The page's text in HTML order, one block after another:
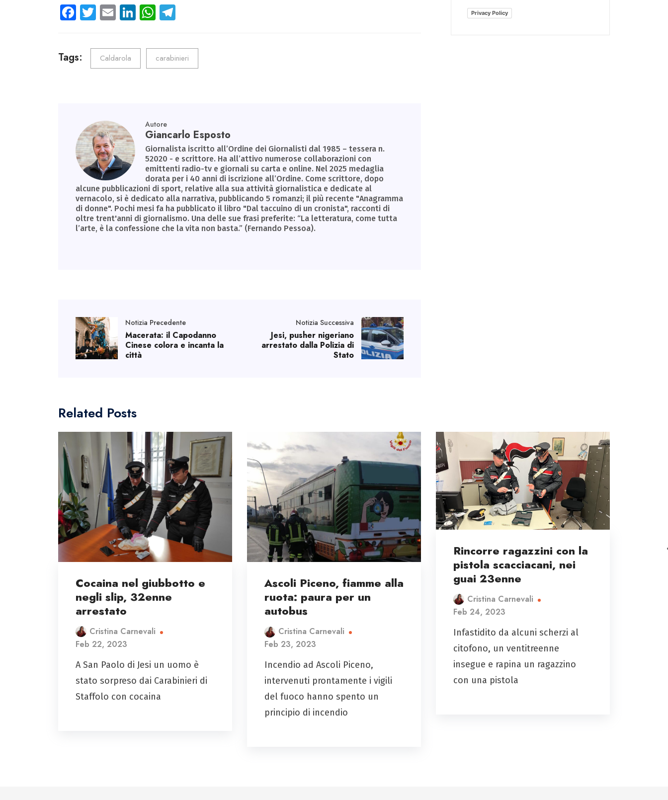
Fa
ce
o
ok
T
wi
tt
er
E
m
ail
Li
nk
e
n
W
ha
ts
A
p
gr
a
m
Tags: Caldarola carabinieri
Autore
Giancarlo Esposto
Giornalista iscritto all’Ordine dei Giornalisti dal 1985 – tessera n.
52020 - e scrittore. Ha all’attivo numerose collaborazioni con
emittenti radio-tv e giornali su carta e online. Nel 2025 medaglia
dorata per i 40 anni di iscrizione all’Ordine. Come scrittore, dopo
alcune pubblicazioni di sport, relative alla sua attività giornalistica e dedicate al
vernacolo, si è dedicato alla narrativa, pubblicando 5 romanzi; il più recente "Anagramma
di donne". Pochi mesi fa ha pubblicato il libro "Dal taccuino di un cronista", racconti di
oltre trent'anni di giornalismo. Una delle sue frasi preferite: “La letteratura, come tutta
l’arte, è la confessione che la vita non basta.” (Fernando Pessoa).
Notizia Precedente
Macerata: il Capodanno
Cinese colora e incanta la
città
Notizia Successiva
Jesi, pusher nigeriano
arrestato dalla Polizia di
Stato
Privacy Policy
Related Posts
Cocaina nel giubbotto e
negli slip, 32enne
arrestato
Cristina Carnevali
Feb 22, 2023
A San Paolo di Jesi un uomo è
stato sorpreso dai Carabinieri di
Staffolo con cocaina
Ascoli Piceno, fiamme alla
ruota: paura per un
autobus
Cristina Carnevali
Feb 23, 2023
Incendio ad Ascoli Piceno,
intervenuti prontamente i vigili
del fuoco hanno spento un
principio di incendio
Rincorre ragazzini con la
pistola scacciacani, nei
guai 23enne
Cristina Carnevali
Feb 24, 2023
Infastidito da alcuni scherzi al
citofono, un ventitreenne
insegue e rapina un ragazzino
con una pistola